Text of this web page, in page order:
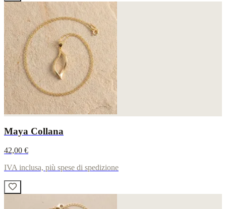
Maya Collana
42,00 €
IVA inclusa, più spese di spedizione